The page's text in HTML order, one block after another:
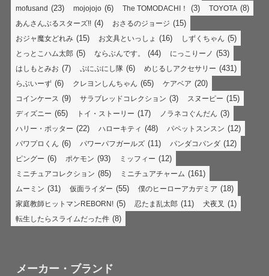
mofusand (23) mojojojo (6) The TOMODACHI！ (3) TOYOTA (8)
あんさんぶるスターズ!! (4) おさるのジョージ (15)
おジャ魔女どれみ (15) お文具といっしょ (16) しずくちゃん (5)
とっとこハム太郎 (5) ならぶんです。 (44) にっこりーノ (53)
はしもとみお (7) ぷにぷにし隊 (6) めじるしアクセサリー (431)
らぶいーず (6) クレヨンしんちゃん (65) ケアベア (20)
コインケース (9) サラブレッドコレクション (3) スヌーピー (15)
ディズニー (65) トイ・ストーリー (17) ノラネコぐんだん (3)
ハリー・ポッター (22) ハローキティ (48) パペットスンスン (12)
パワプロくん (6) パワーパフガールズ (11) パンダコパンダ (12)
ピングー (6) ポケモン (93) ミッフィー (12)
ミニチュアコレクション (85) ミニチュアチャーム (161)
ムーミン (31) 仮面ライダー (55) 僕のヒーローアカデミア (18)
家庭教師ヒットマンREBORN! (5) 忍たま乱太郎 (11) 犬夜叉 (1)
転生したらスライムだった件 (8)
メーカー・ブランド